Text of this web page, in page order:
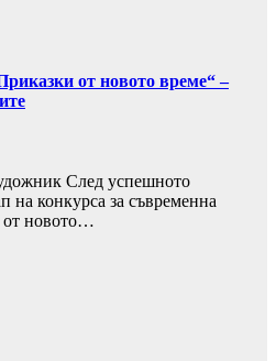
от новото време“ –
След успешното
на конкурса за съвременна
от новото…